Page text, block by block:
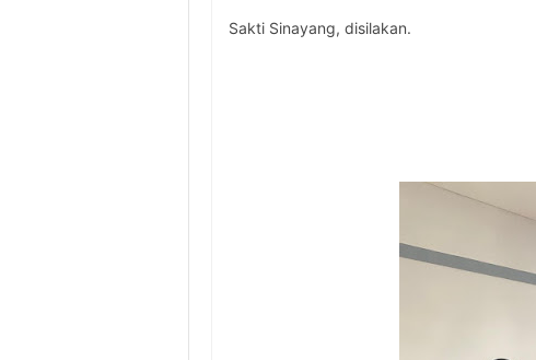
Sakti Sinayang, disilakan.